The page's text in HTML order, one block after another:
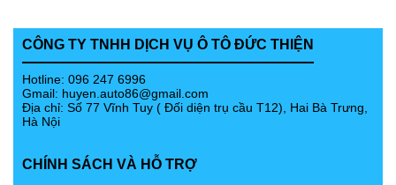
CÔNG TY TNHH DỊCH VỤ Ô TÔ ĐỨC THIỆN
Hotline: 096 247 6996
Gmail: huyen.auto86@gmail.com
Địa chỉ: Số 77 Vĩnh Tuy ( Đối diện trụ cầu T12), Hai Bà Trưng,
Hà Nội
CHÍNH SÁCH VÀ HỖ TRỢ